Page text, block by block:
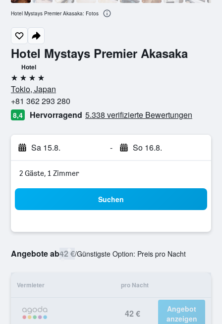
Hotel Mystays Premier Akasaka
Hotel
4 Sterne
Tokio, Japan
+81 362 293 280
8,4 Hervorragend 5.338 verifizierte Bewertungen
Sa 15.8. - So 16.8.
2 Gäste, 1 Zimmer
Suchen
Angebote ab42 €/Günstigste Option: Preis pro Nacht
Vermieter pro Nacht
42 €
Angebot
anzeigen
Hotel Mystays Premier Akasaka: Fotos